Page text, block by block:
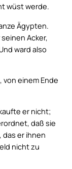
wüst werde.
Ägypten.
Acker,
ward also
von einem Ende
er nicht;
daß sie
er ihnen
nicht zu